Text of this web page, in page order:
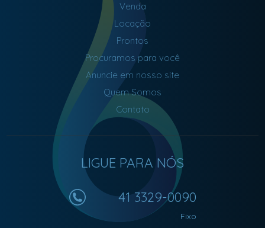
Venda
Locação
Prontos
Procuramos para você
Anuncie em nosso site
Quem Somos
Contato
LIGUE PARA NÓS
41 3329-0090
Fixo